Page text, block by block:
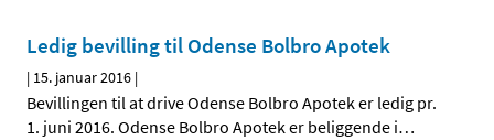
Ledig bevilling til Odense Bolbro Apotek
| 15. januar 2016 |
Bevillingen til at drive Odense Bolbro Apotek er ledig pr.
1. juni 2016. Odense Bolbro Apotek er beliggende i…